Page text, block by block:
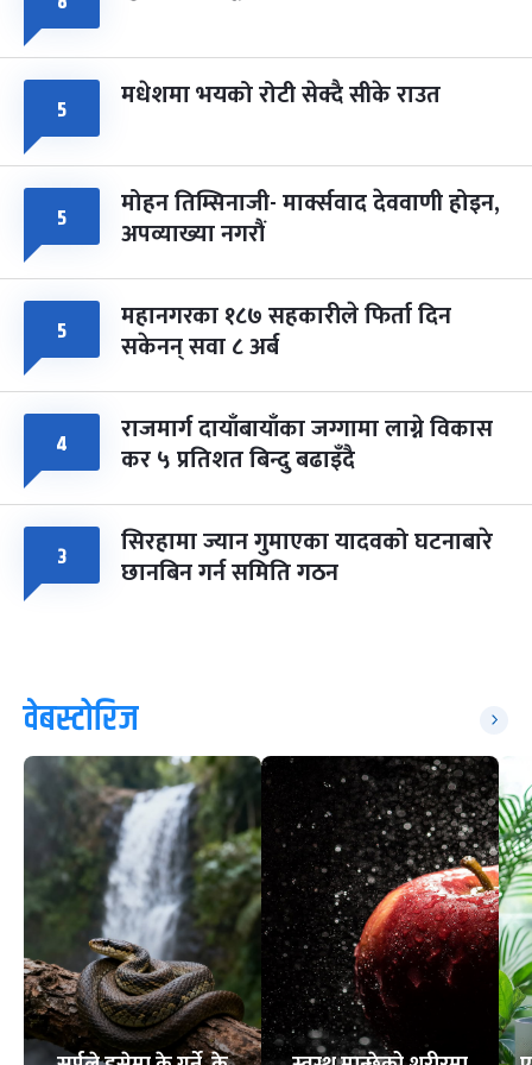
५ मधेशमा भयको रोटी सेक्दै सीके राउत
५ मोहन तिम्सिनाजी- मार्क्सवाद देववाणी होइन,
अपव्याख्या नगरौं
५ महानगरका १८७ सहकारीले फिर्ता दिन
सकेनन् सवा ८ अर्ब
४ राजमार्ग दायाँबायाँका जग्गामा लाग्ने विकास
कर ५ प्रतिशत बिन्दु बढाइँदै
३ सिरहामा ज्यान गुमाएका यादवको घटनाबारे
छानबिन गर्न समिति गठन
वेबस्टोरिज